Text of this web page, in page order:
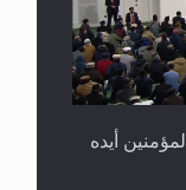
أيده